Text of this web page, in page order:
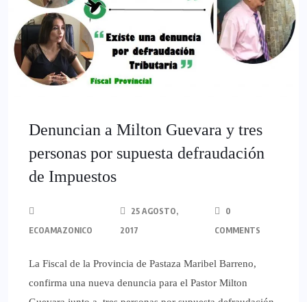
Denuncian a Milton Guevara y tres
personas por supuesta defraudación
de Impuestos
ECOAMAZONICO
25 AGOSTO,
2017
0
COMMENTS
La Fiscal de la Provincia de Pastaza Maribel Barreno,
confirma una nueva denuncia para el Pastor Milton